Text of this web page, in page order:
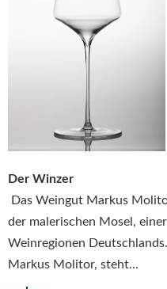
Der Winzer
Das Weingut Markus
der malerischen Mosel,
Weinregionen
Markus Molitor, steht...